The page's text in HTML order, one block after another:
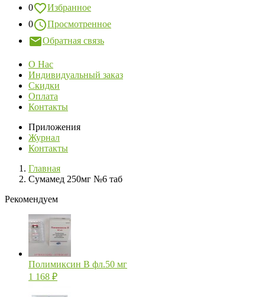
0
Избранное
0
Просмотренное
Обратная связь
О Нас
Индивидуальный заказ
Скидки
Оплата
Контакты
Приложения
Журнал
Контакты
Главная
Сумамед 250мг №6 таб
Рекомендуем
Полимиксин В фл.50 мг
1 168 ₽